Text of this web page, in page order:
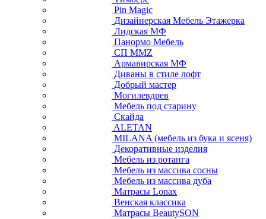
Pin Magic
Дизайнерская Мебель Этажерка
Лидская МФ
Панормо Мебель
СП ММZ
Армавирская МФ
Диваны в стиле лофт
Добрый мастер
Могилевдрев
Мебель под старину
Скайда
ALETAN
MILANA (мебель из бука и ясеня)
Декоративные изделия
Мебель из ротанга
Мебель из массива сосны
Мебель из массива дуба
Матрасы Lonax
Венская классика
Матрасы BeautySON